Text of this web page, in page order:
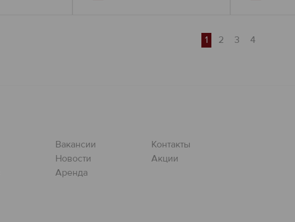
1 2 3 4
Вакансии
Новости
Аренда
Контакты
Акции